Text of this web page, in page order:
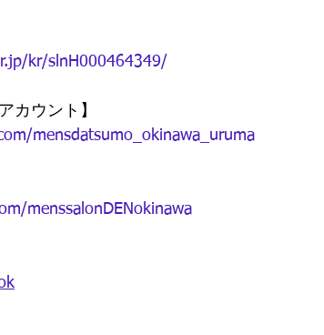
kr/slnH000464349/
カウント】
mensdatsumo_okinawa_uruma
menssalonDENokinawa